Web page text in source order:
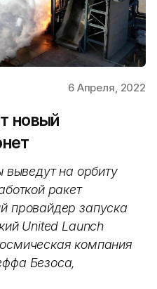
6 Апреля, 2022
новый
выведут на орбиту
ракет
провайдер запуска
United Launch
компания
Безоса,